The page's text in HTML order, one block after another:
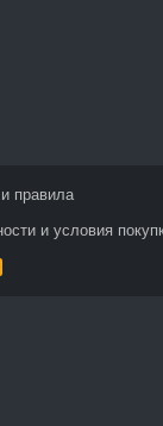
правила
и условия